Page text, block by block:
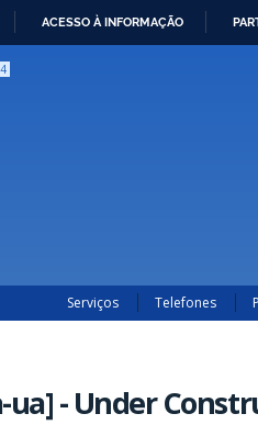
ACESSO À INFORMAÇÃO
4
Serviços Telefones
- Under